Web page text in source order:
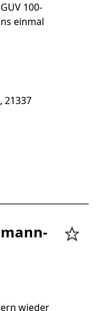
100-
einmal
21337
wieder